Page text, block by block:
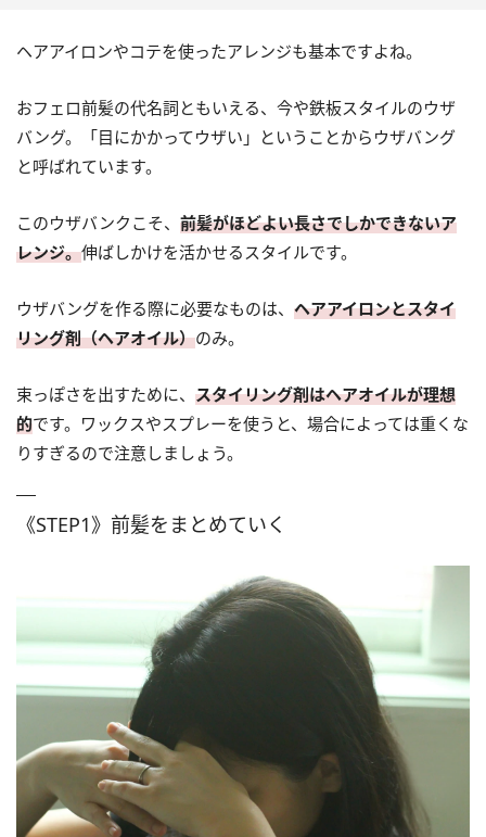
ヘアアイロンやコテを使ったアレンジも基本ですよね。
おフェロ前髪の代名詞ともいえる、今や鉄板スタイルのウザ
バング。「目にかかってウザい」ということからウザバング
と呼ばれています。
このウザバンクこそ、 前髪がほどよい長さでしかできないア
レンジ。伸ばしかけを活かせるスタイルです。
ウザバングを作る際に必要なものは、 ヘアアイロンとスタイ
リング剤（ヘアオイル）のみ。
束っぽさを出すために、 スタイリング剤はヘアオイルが理想
的です。ワックスやスプレーを使うと、場合によっては重くな
りすぎるので注意しましょう。
《STEP1》前髪をまとめていく